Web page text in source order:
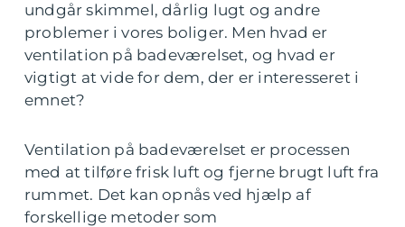
undgår skimmel, dårlig lugt og andre
problemer i vores boliger. Men hvad er
ventilation på badeværelset, og hvad er
vigtigt at vide for dem, der er interesseret i
emnet?
Ventilation på badeværelset er processen
med at tilføre frisk luft og fjerne brugt luft fra
rummet. Det kan opnås ved hjælp af
forskellige metoder som